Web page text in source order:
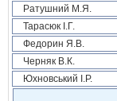
Ратушний М.Я.
Тарасюк І.Г.
Федорин Я.В.
Черняк В.К.
Юхновський І.Р.